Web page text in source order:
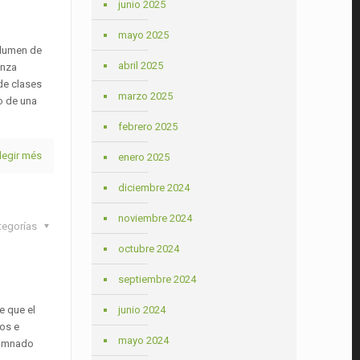
de
clases
de una
més
que el
e
junio 2025
mayo 2025
abril 2025
marzo 2025
febrero 2025
enero 2025
diciembre 2024
noviembre 2024
octubre 2024
septiembre 2024
junio 2024
mayo 2024